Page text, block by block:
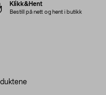
Klikk&Hent
Bestill på nett og hent i butikk